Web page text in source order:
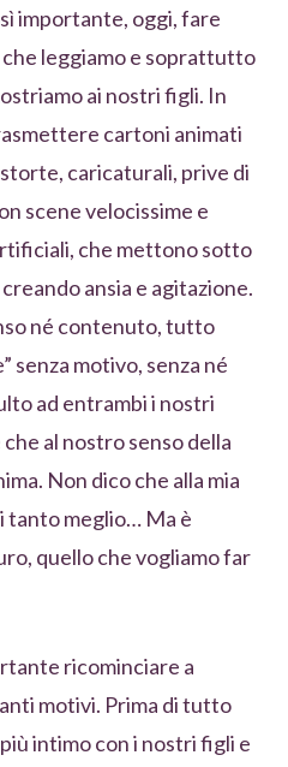
importante, oggi, fare
leggiamo e soprattutto
ai nostri figli. In
cartoni animati
caricaturali, prive di
scene velocissime e
che mettono sotto
ansia e agitazione.
né contenuto, tutto
senza motivo, senza né
ad entrambi i nostri
al nostro senso della
Non dico che alla mia
tanto meglio… Ma è
quello che vogliamo far
ricominciare a
motivi. Prima di tutto
intimo con i nostri figli e